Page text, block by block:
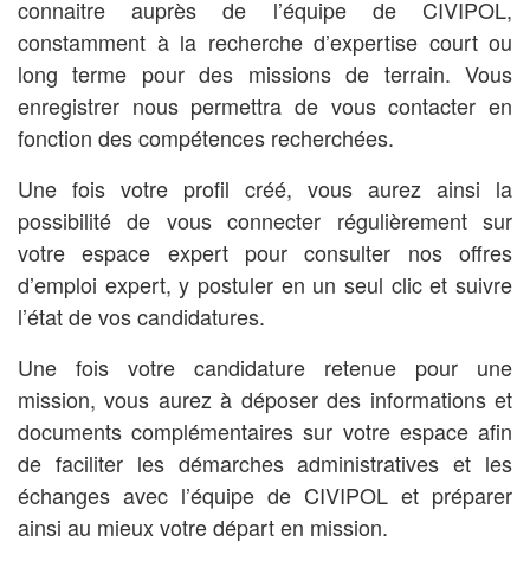
connaitre auprès de l’équipe de CIVIPOL,
constamment à la recherche d’expertise court ou
long terme pour des missions de terrain. Vous
enregistrer nous permettra de vous contacter en
fonction des compétences recherchées.
Une fois votre profil créé, vous aurez ainsi la
possibilité de vous connecter régulièrement sur
votre espace expert pour consulter nos offres
d’emploi expert, y postuler en un seul clic et suivre
l’état de vos candidatures.
Une fois votre candidature retenue pour une
mission, vous aurez à déposer des informations et
documents complémentaires sur votre espace afin
de faciliter les démarches administratives et les
échanges avec l’équipe de CIVIPOL et préparer
ainsi au mieux votre départ en mission.